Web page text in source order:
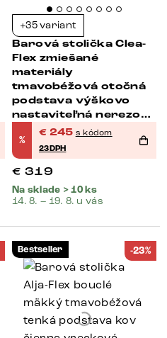
+35 variant
Barová stolička Clea-
Flex zmiešané
materiály
tmavobéžová otočná
podstava výškovo
nastaviteľná nerezová
oceľ otočný
%
€ 245 s kódom
23DPH
€ 319
Na sklade > 10 ks
14. 8. – 19. 8. u vás
Bestseller -23%